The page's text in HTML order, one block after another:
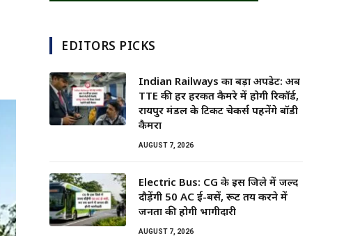
EDITORS PICKS
Indian Railways का बड़ा अपडेट: अब
TTE की हर हरकत कैमरे में होगी रिकॉर्ड,
रायपुर मंडल के टिकट चेकर्स पहनेंगे बॉडी
कैमरा
AUGUST 7, 2026
Electric Bus: CG के इस जिले में जल्द
दौड़ेंगी 50 AC ई-बसें, रूट तय करने में
जनता की होगी भागीदारी
AUGUST 7, 2026